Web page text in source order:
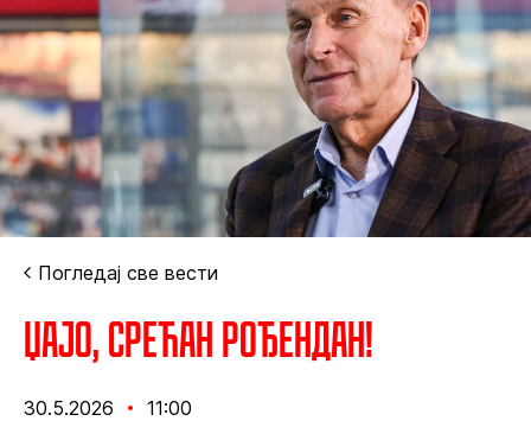
Погледај све вести
Џајо, срећан рођендан!
30.5.2026 11:00